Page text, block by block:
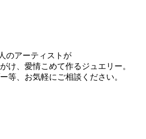
のアーティストが
け、愛情こめて作るジュエリー。
等、お気軽にご相談ください。